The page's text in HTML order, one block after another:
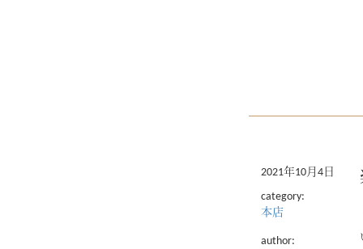
2021年10月4日
category:
本店
author: